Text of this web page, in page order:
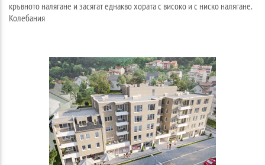
кръвното налягане и засягат еднакво хората с високо и с ниско налягане.
Колебания